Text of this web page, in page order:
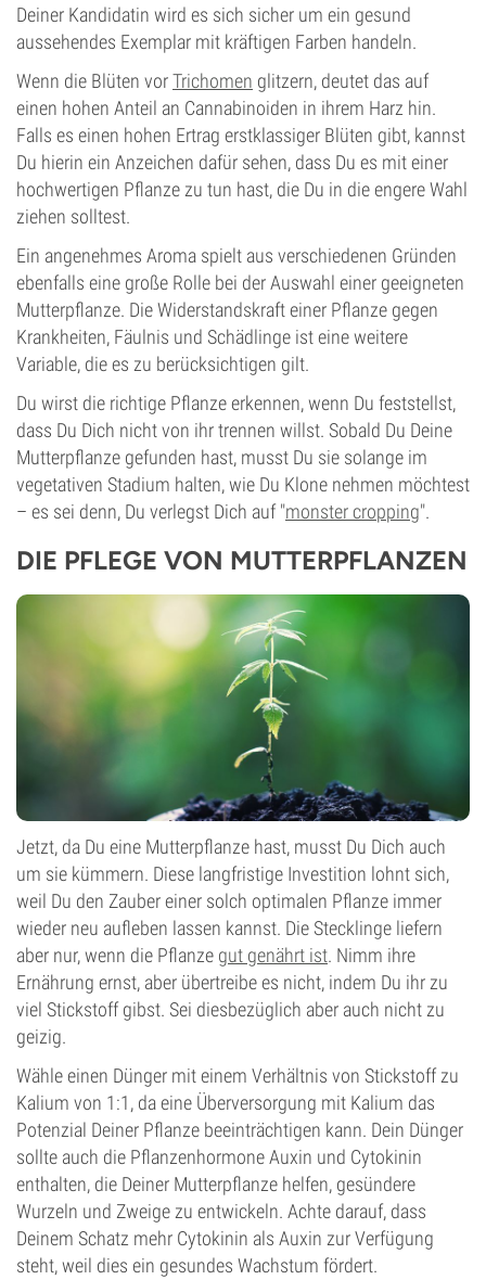
Deiner Kandidatin wird es sich sicher um ein gesund
aussehendes Exemplar mit kräftigen Farben handeln.
Wenn die Blüten vorTrichomen glitzern, deutet das auf
einen hohen Anteil an Cannabinoiden in ihrem Harz hin.
Falls es einen hohen Ertrag erstklassiger Blüten gibt, kannst
Du hierin ein Anzeichen dafür sehen, dass Du es mit einer
hochwertigen Pflanze zu tun hast, die Du in die engere Wahl
ziehen solltest.
Ein angenehmes Aroma spielt aus verschiedenen Gründen
ebenfalls eine große Rolle bei der Auswahl einer geeigneten
Mutterpflanze. Die Widerstandskraft einer Pflanze gegen
Krankheiten, Fäulnis und Schädlinge ist eine weitere
Variable, die es zu berücksichtigen gilt.
Du wirst die richtige Pflanze erkennen, wenn Du feststellst,
dass Du Dich nicht von ihr trennen willst. Sobald Du Deine
Mutterpflanze gefunden hast, musst Du sie solange im
vegetativen Stadium halten, wie Du Klone nehmen möchtest
– es sei denn, Du verlegst Dich auf "monster cropping".
DIE PFLEGE VON MUTTERPFLANZEN
Jetzt, da Du eine Mutterpflanze hast, musst Du Dich auch
um sie kümmern. Diese langfristige Investition lohnt sich,
weil Du den Zauber einer solch optimalen Pflanze immer
wieder neu aufleben lassen kannst. Die Stecklinge liefern
aber nur, wenn die Pflanze gut genährt ist. Nimm ihre
Ernährung ernst, aber übertreibe es nicht, indem Du ihr zu
viel Stickstoff gibst. Sei diesbezüglich aber auch nicht zu
geizig.
Wähle einen Dünger mit einem Verhältnis von Stickstoff zu
Kalium von 1:1, da eine Überversorgung mit Kalium das
Potenzial Deiner Pflanze beeinträchtigen kann. Dein Dünger
sollte auch die Pflanzenhormone Auxin und Cytokinin
enthalten, die Deiner Mutterpflanze helfen, gesündere
Wurzeln und Zweige zu entwickeln. Achte darauf, dass
Deinem Schatz mehr Cytokinin als Auxin zur Verfügung
steht, weil dies ein gesundes Wachstum fördert.